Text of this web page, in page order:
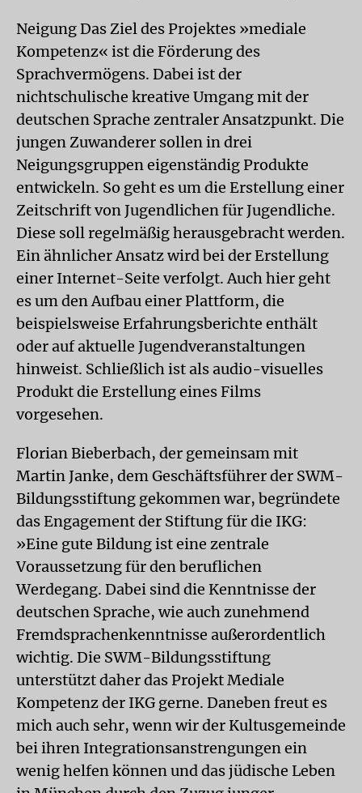
NeigungDas Ziel des Projektes »mediale
Kompetenz« ist die Förderung des
Sprachvermögens. Dabei ist der
nichtschulische kreative Umgang mit der
deutschen Sprache zentraler Ansatzpunkt. Die
jungen Zuwanderer sollen in drei
Neigungsgruppen eigenständig Produkte
entwickeln. So geht es um die Erstellung einer
Zeitschrift von Jugendlichen für Jugendliche.
Diese soll regelmäßig herausgebracht werden.
Ein ähnlicher Ansatz wird bei der Erstellung
einer Internet-Seite verfolgt. Auch hier geht
es um den Aufbau einer Plattform, die
beispielsweise Erfahrungsberichte enthält
oder auf aktuelle Jugendveranstaltungen
hinweist. Schließlich ist als audio-visuelles
Produkt die Erstellung eines Films
vorgesehen.
Florian Bieberbach, der gemeinsam mit
Martin Janke, dem Geschäftsführer der SWM-
Bildungsstiftung gekommen war, begründete
das Engagement der Stiftung für die IKG:
»Eine gute Bildung ist eine zentrale
Voraussetzung für den beruflichen
Werdegang. Dabei sind die Kenntnisse der
deutschen Sprache, wie auch zunehmend
Fremdsprachenkenntnisse außerordentlich
wichtig. Die SWM-Bildungsstiftung
unterstützt daher das Projekt Mediale
Kompetenz der IKG gerne. Daneben freut es
mich auch sehr, wenn wir der Kultusgemeinde
bei ihren Integrationsanstrengungen ein
wenig helfen können und das jüdische Leben